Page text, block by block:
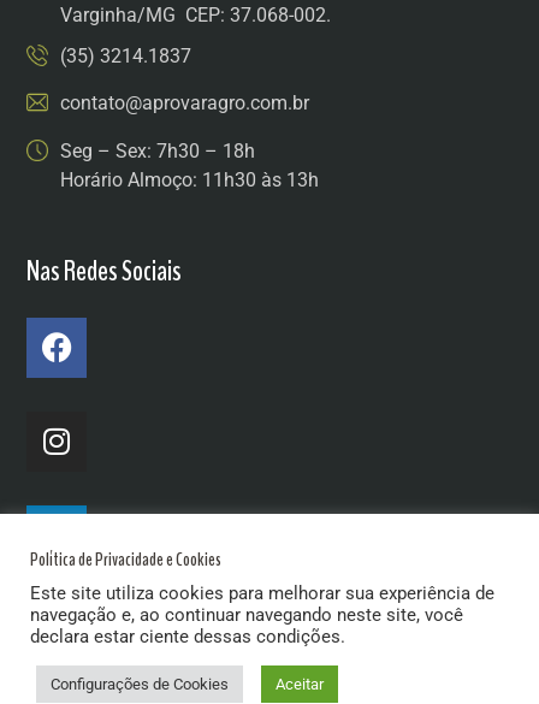
Varginha/MG CEP: 37.068-002.
(35) 3214.1837
contato@aprovaragro.com.br
Seg – Sex: 7h30 – 18h
Horário Almoço: 11h30 às 13h
Nas Redes Sociais
Política de Privacidade e Cookies
Este site utiliza cookies para melhorar sua experiência de
navegação e, ao continuar navegando neste site, você
declara estar ciente dessas condições.
Configurações de Cookies Aceitar